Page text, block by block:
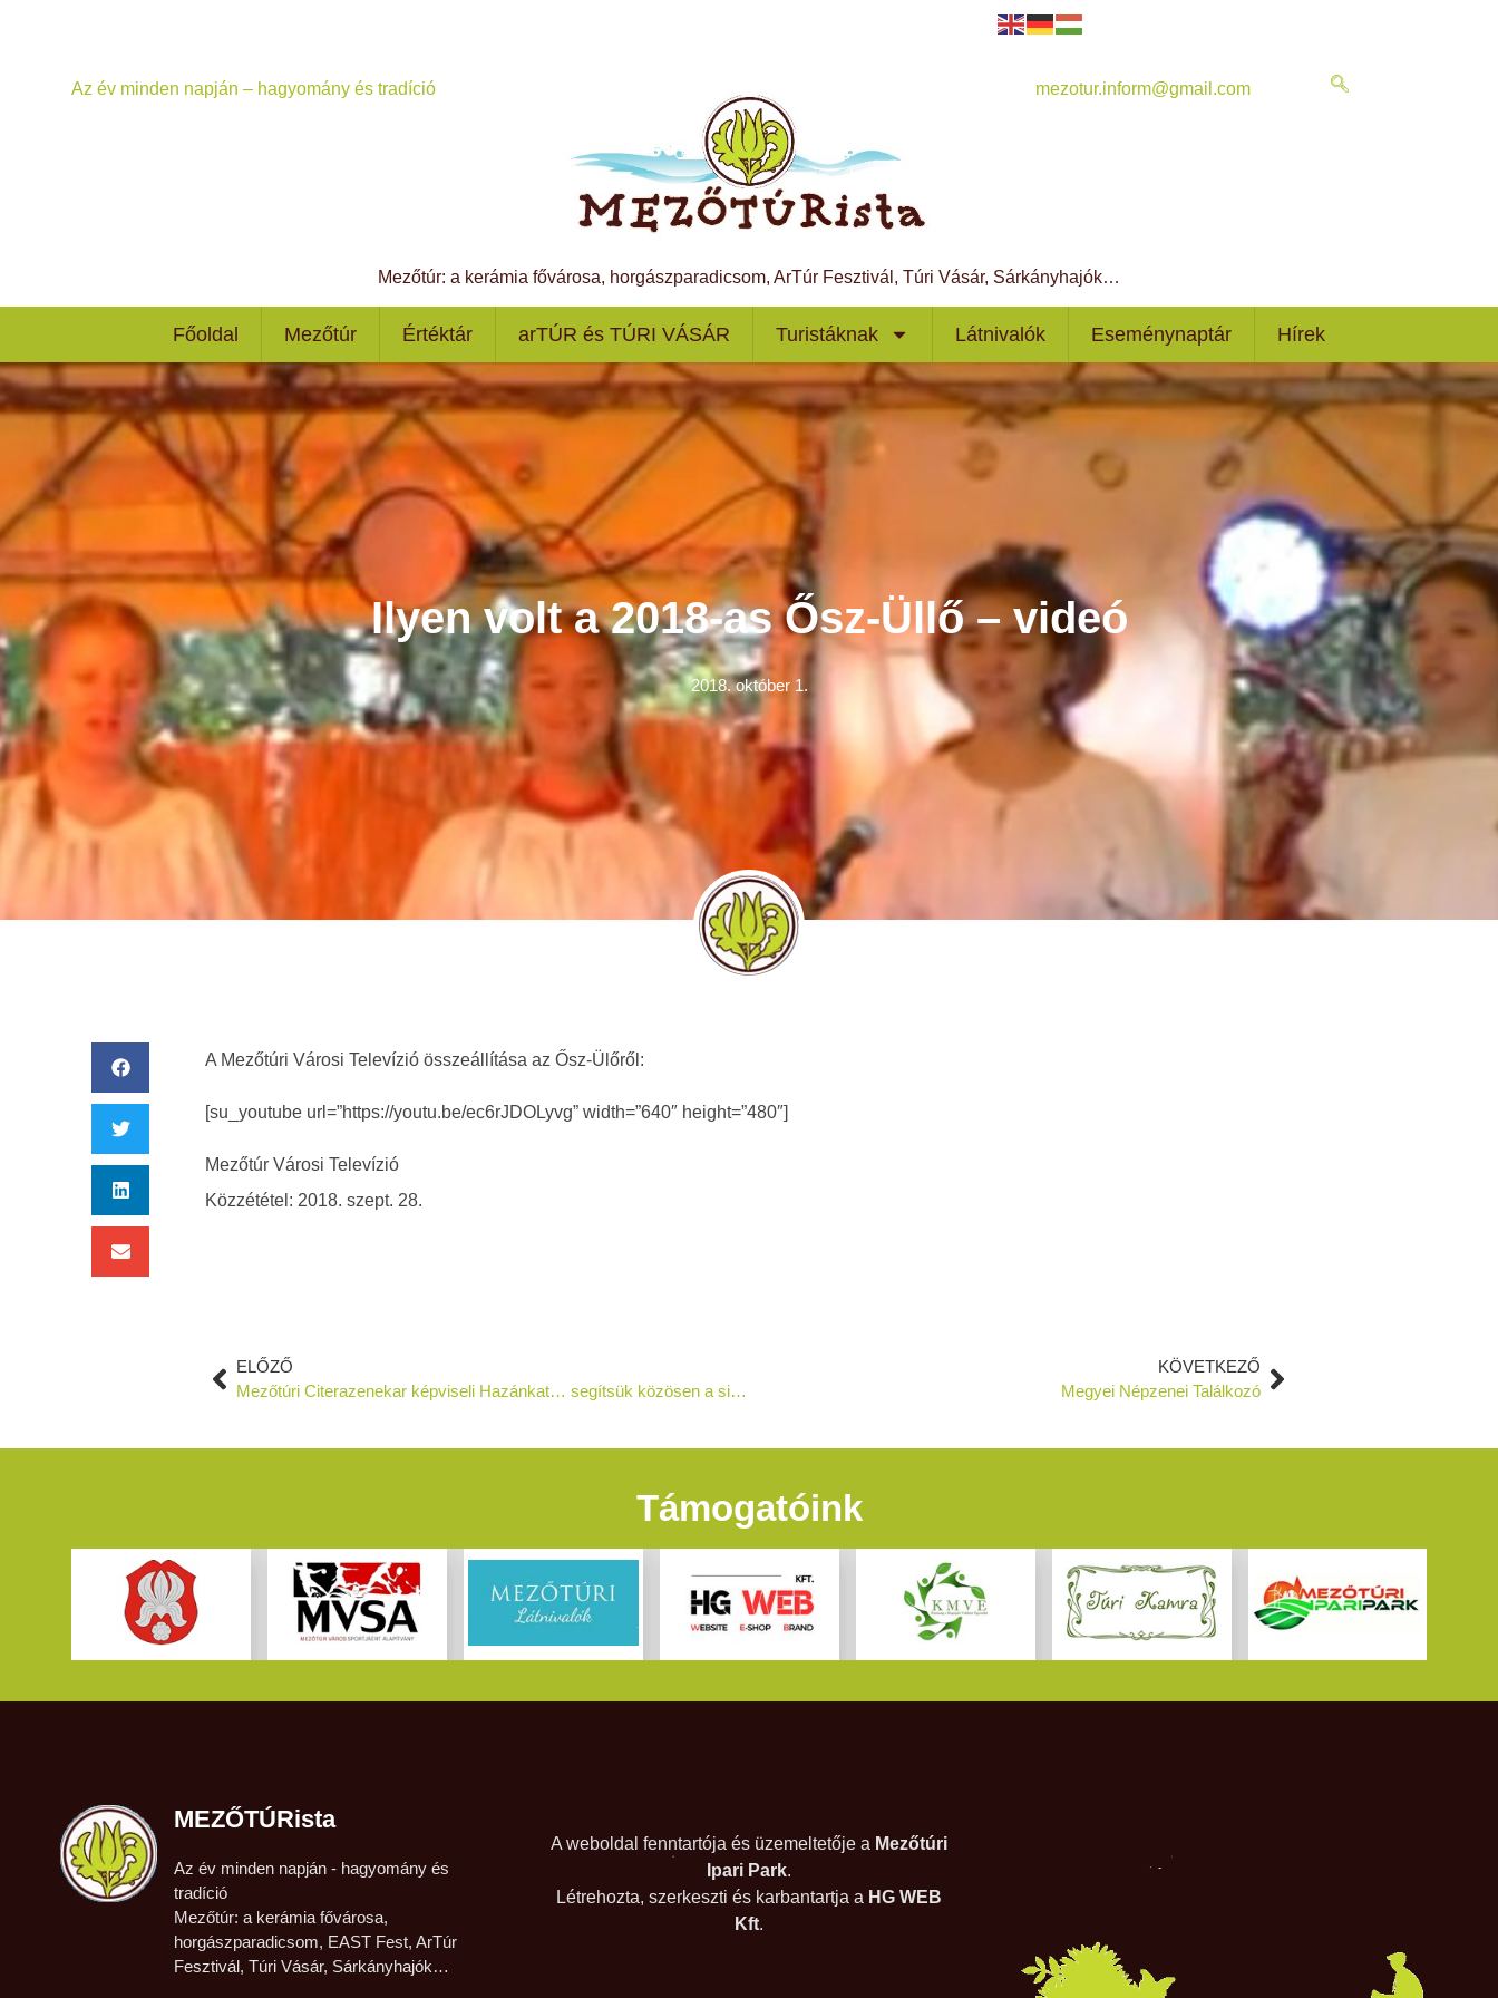
Az év minden napján – hagyomány és tradíció mezotur.inform@gmail.com
Mezőtúr: a kerámia fővárosa, horgászparadicsom, ArTúr Fesztivál, Túri Vásár, Sárkányhajók…
Főoldal Mezőtúr Értéktár arTÚR és TÚRI VÁSÁR Turistáknak Látnivalók Eseménynaptár Hírek
Ilyen volt a 2018-as Ősz-Üllő – videó
2018. október 1.
A Mezőtúri Városi Televízió összeállítása az Ősz-Ülőről:
[su_youtube url=”https://youtu.be/ec6rJDOLyvg” width=”640″ height=”480″]
Mezőtúr Városi Televízió
Közzététel: 2018. szept. 28.
ELŐZŐ
Mezőtúri Citerazenekar képviseli Hazánkat… segítsük közösen a sikerüket!
KÖVETKEZŐ
Megyei Népzenei Találkozó
Támogatóink
MEZŐTÚRista
Az év minden napján - hagyomány és
tradíció
Mezőtúr: a kerámia fővárosa,
horgászparadicsom, EAST Fest, ArTúr
Fesztivál, Túri Vásár, Sárkányhajók…
A weboldal fenntartója és üzemeltetője a Mezőtúri
Ipari Park.
Létrehozta, szerkeszti és karbantartja a HG WEB
Kft.